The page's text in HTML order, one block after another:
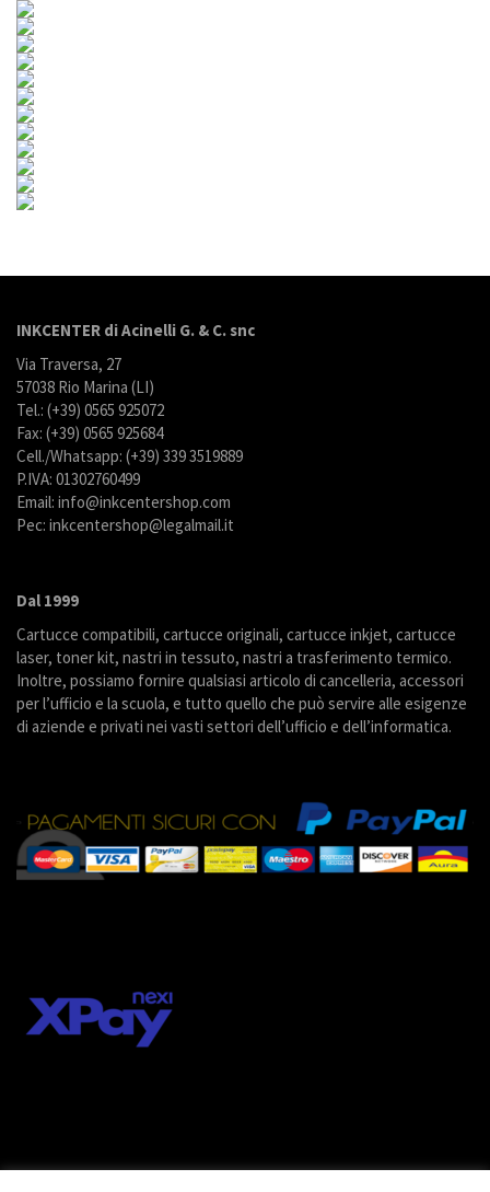
INKCENTER di Acinelli G. & C. snc
Via Traversa, 27
57038 Rio Marina (LI)
Tel.: (+39) 0565 925072
Fax: (+39) 0565 925684
Cell./Whatsapp: (+39) 339 3519889
P.IVA: 01302760499
Email: info@inkcentershop.com
Pec: inkcentershop@legalmail.it
Dal 1999
Cartucce compatibili, cartucce originali, cartucce inkjet, cartucce
laser, toner kit, nastri in tessuto, nastri a trasferimento termico.
Inoltre, possiamo fornire qualsiasi articolo di cancelleria, accessori
per l’ufficio e la scuola, e tutto quello che può servire alle esigenze
di aziende e privati nei vasti settori dell’ufficio e dell’informatica.